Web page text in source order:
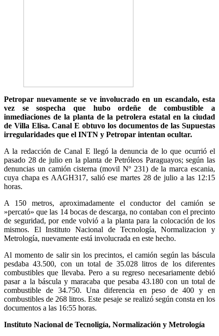
Petropar nuevamente se ve involucrado en un escandalo, esta
vez se sospecha que hubo ordeñe de combustible a
inmediaciones de la planta de la petrolera estatal en la ciudad
de Villa Elisa. Canal E obtuvo los documentos de las Supuestas
irregularidades que el INTN y Petropar intentan ocultar.
A la redacción de Canal E llegó la denuncia de lo que ocurrió el
pasado 28 de julio en la planta de Petróleos Paraguayos; según las
denuncias un camión cisterna (movil Nº 231) de la marca escania,
cuya chapa es AAGH317, salió ese martes 28 de julio a las 12:15
horas.
A 150 metros, aproximadamente el conductor del camión se
»percató» que las 14 bocas de descarga, no contaban con el precinto
de seguridad, por ende volvió a la planta para la colocación de los
mismos. El Instituto Nacional de Tecnología, Normalizacion y
Metrología, nuevamente está involucrada en este hecho.
Al momento de salir sin los precintos, el camión según las báscula
pesdaba 43.500, con un total de 35.028 litros de los diferentes
combustibles que llevaba. Pero a su regreso necesariamente debió
pasar a la báscula y maracaba que pesaba 43.180 con un total de
combustible de 34.750. Una diferencia en peso de 400 y en
combustibles de 268 litros. Este pesaje se realizó según consta en los
documentos a las 16:55 horas.
Instituto Nacional de Tecnoligía, Normalización y Metrología